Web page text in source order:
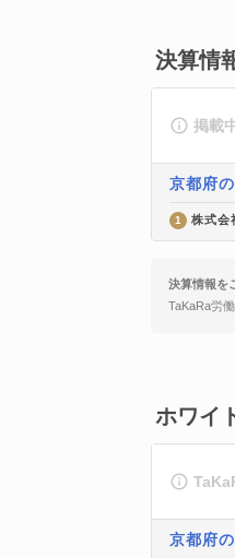
決算情
掲載
京都府
1 株式会
決算情報を
TaKaRa労
ホワイ
京都府